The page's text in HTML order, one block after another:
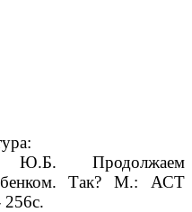
Ю.Б. Продолжаем
Так? М.: АСТ
256с.